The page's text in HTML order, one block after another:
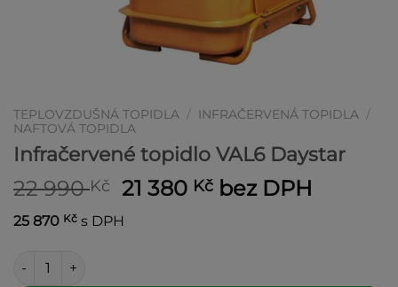
TEPLOVZDUŠNÁ TOPIDLA / INFRAČERVENÁ TOPIDLA
/
NAFTOVÁ TOPIDLA
Infračervené topidlo VAL6 Daystar
22 990Kč
Původní
byla:
21 380 KčAktuální
bez DPH
25 870 Kč s DPH
Infračervené topidlo VAL6 Daystar množství
Alternative: